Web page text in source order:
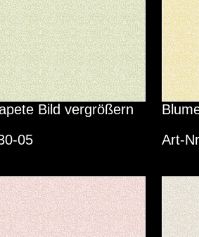
Bild vergrößern
05
Art-